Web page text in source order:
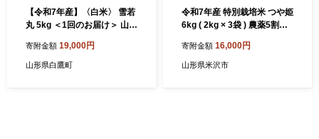
【令和7年産】〈白米〉 雪若
丸 5kg ＜1回のお届け＞ 山形
発送開始予定】
寄附金額 19,000円
山形県白鷹町
令和7年産 特別栽培米 つや姫
6kg ( 2kg × 3袋 ) 農薬5割削
ランド米 お米マイスター 厳
選 送料無料 山形県 米沢市
寄附金額 16,000円
山形県米沢市